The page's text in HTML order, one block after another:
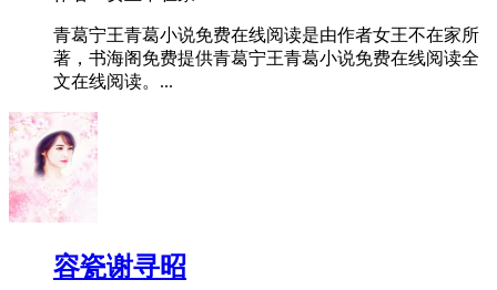
青葛宁王青葛小说免费在线阅读是由作者女王不在家所
著，书海阁免费提供青葛宁王青葛小说免费在线阅读全
文在线阅读。...
容瓷谢寻昭